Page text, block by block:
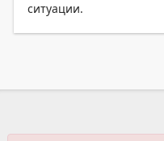
ситуации.